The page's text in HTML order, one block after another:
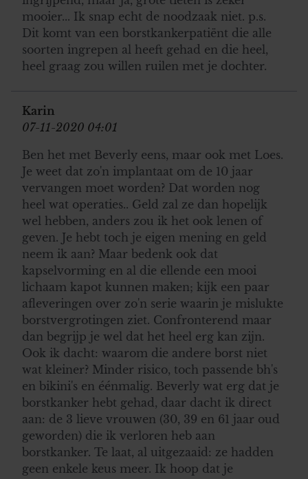
gebruiken.
mooier... Ik snap echt de noodzaak niet. p.s.
Dit komt van een borstkankerpatiënt die alle
soorten ingrepen al heeft gehad en die heel,
heel graag zou willen ruilen met je dochter.
Karin
07-11-2020 04:01
Ben het met Beverly eens, maar ook met Loes.
Je weet dat zo'n implantaat om de 10 jaar
vervangen moet worden? Dat worden nog
heel wat operaties.. Geld zal ze dan hopelijk
wel hebben, anders zou ik het ook lenen of
geven. Je hebt toch je eigen mening en geld
neem ik aan? Maar bedenk ook dat
kapselvorming en al die ellende een mooi
lichaam kapot kunnen maken; kijk een paar
afleveringen over zo'n serie waarin je mislukte
borstvergrotingen ziet. Confronterend maar
dan begrijp je wel dat het heel erg kan zijn.
Ook ik dacht: waarom die andere borst niet
wat kleiner? Minder risico, toch passende bh's
en bikini's en éénmalig. Beverly wat erg dat je
borstkanker hebt gehad, daar dacht ik direct
aan: de 3 lieve vrouwen (30, 39 en 61 jaar oud
geworden) die ik verloren heb aan
borstkanker. Te laat, al uitgezaaid: ze hadden
geen enkele keus meer. Ik hoop dat je